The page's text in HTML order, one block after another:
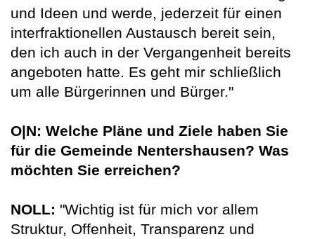
und Ideen und werde, jederzeit für einen
interfraktionellen Austausch bereit sein,
den ich auch in der Vergangenheit bereits
angeboten hatte. Es geht mir schließlich
um alle Bürgerinnen und Bürger."
O|N: Welche Pläne und Ziele haben Sie
für die Gemeinde Nentershausen? Was
möchten Sie erreichen?
NOLL: "Wichtig ist für mich vor allem
Struktur, Offenheit, Transparenz und